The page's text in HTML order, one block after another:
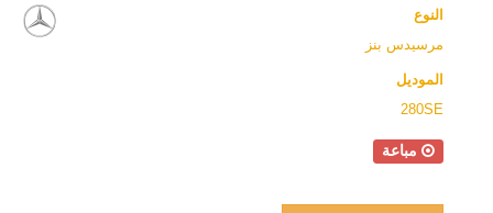
النوع
مرسيدس بنز
الموديل
280SE
مباعة